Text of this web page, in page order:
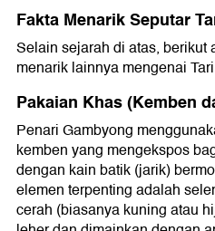
Fakta Menarik Seputar
Selain sejarah di atas, berikut
menarik lainnya mengenai
Pakaian Khas (Kemben
Penari Gambyong
kemben yang mengekspos
dengan kain batik (jarik)
elemen terpenting adalah
cerah (biasanya kuning atau